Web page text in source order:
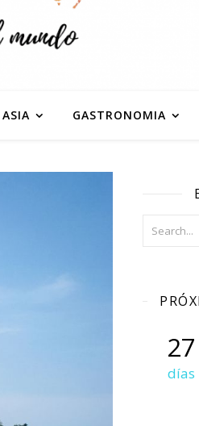
ASIA GASTRONOMIA
27
días